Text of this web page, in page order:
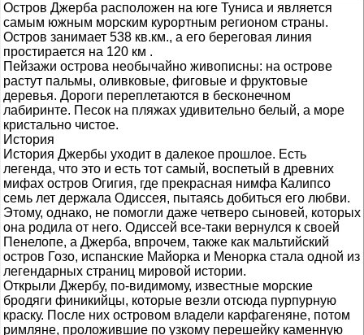
Остров Джерба расположен на юге Туниса и является
самым южным морским курортным регионом страны.
Остров занимает 538 кв.км., а его береговая линия
простирается на 120 км .
Пейзажи острова необычайно живописны: на острове
растут пальмы, оливковые, фиговые и фруктовые
деревья. Дороги переплетаются в бесконечном
лабиринте. Песок на пляжах удивительно белый, а море
кристально чистое.
История
История Джербы уходит в далекое прошлое. Есть
легенда, что это и есть тот самый, воспетый в древних
мифах остров Огигия, где прекрасная нимфа Калипсо
семь лет держала Одиссея, пытаясь добиться его любви.
Этому, однако, не помогли даже четверо сыновей, которых
она родила от него. Одиссей все-таки вернулся к своей
Пенелопе, а Джерба, впрочем, также как мальтийский
остров Гозо, испанские Майорка и Менорка стала одной из
легендарных страниц мировой истории.
Открыли Джербу, по-видимому, известные морские
бродяги финикийцы, которые везли отсюда пурпурную
краску. После них островом владели карфагеняне, потом
римляне, проложившие по узкому перешейку каменную